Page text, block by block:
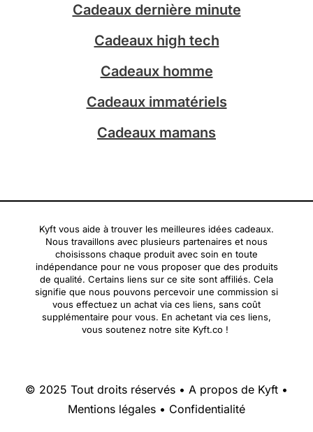
r
a
m
Cadeaux dernière minute
Cadeaux high tech
Cadeaux homme
Cadeaux immatériels
Cadeaux mamans
Kyft vous aide à trouver les meilleures idées cadeaux.
Nous travaillons avec plusieurs partenaires et nous
choisissons chaque produit avec soin en toute
indépendance pour ne vous proposer que des produits
de qualité. Certains liens sur ce site sont affiliés. Cela
signifie que nous pouvons percevoir une commission si
vous effectuez un achat via ces liens, sans coût
supplémentaire pour vous. En achetant via ces liens,
vous soutenez notre site Kyft.co !
© 2025 Tout droits réservés • A propos de Kyft •
Mentions légales • Confidentialité